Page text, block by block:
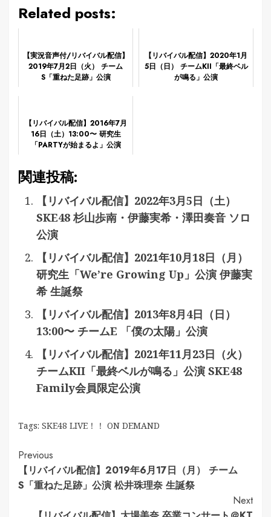
Related posts:
【実況音声付/リバイバル配信】
2019年7月2日（火） チーム
S「重ねた足跡」公演
【リバイバル配信】2020年1月
5日（日） チームKII「最終ベル
が鳴る」公演
【リバイバル配信】2016年7月
16日（土）13:00〜 研究生
「PARTYが始まるよ」公演
関連投稿:
【リバイバル配信】2022年3月5日（土）
SKE48 杉山歩南・伊藤実希・澤田奏音 ソロ
公演
【リバイバル配信】2021年10月18日（月）
研究生「We’re Growing Up」公演 伊藤実
希 生誕祭
【リバイバル配信】2013年8月4日（日）
13:00〜 チームE 「僕の太陽」公演
【リバイバル配信】2021年11月23日（火）
チームKII「最終ベルが鳴る」公演 SKE48
Family会員限定公演
Tags: SKE48 LIVE！！ ON DEMAND
Continue
Reading
Previous
【リバイバル配信】2019年6月17日（月） チーム
S「重ねた足跡」公演 松井珠理奈 生誕祭
Next